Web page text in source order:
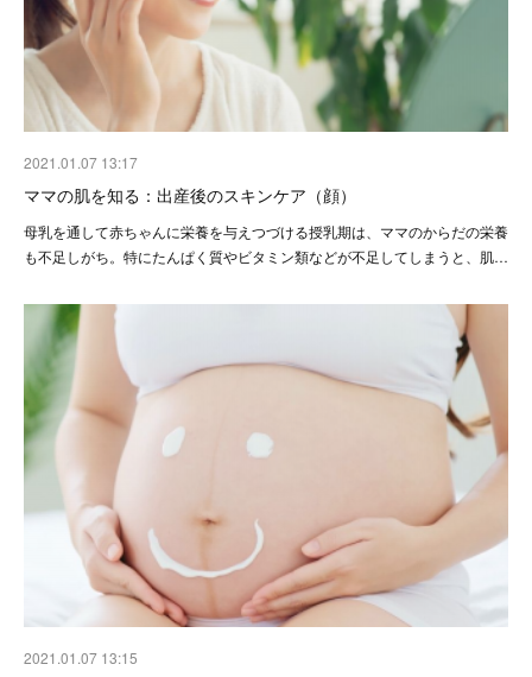
2021.01.07 13:17
ママの肌を知る：出産後のスキンケア（顔）
母乳を通して赤ちゃんに栄養を与えつづける授乳期は、ママのからだの栄養
も不足しがち。特にたんぱく質やビタミン類などが不足してしまうと、肌…
2021.01.07 13:15